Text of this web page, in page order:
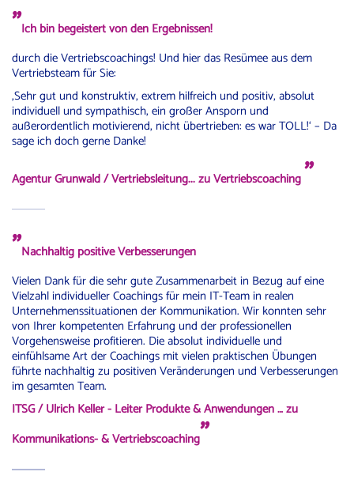
"Ich bin begeistert von den Ergebnissen!
durch die Vertriebscoachings! Und hier das Resümee aus dem
Vertriebsteam für Sie:
‚Sehr gut und konstruktiv, extrem hilfreich und positiv, absolut
individuell und sympathisch, ein großer Ansporn und
außerordentlich motivierend, nicht übertrieben: es war TOLL!‘ – Da
sage ich doch gerne Danke!
Agentur Grunwald / Vertriebsleitung... zu Vertriebscoaching"
"Nachhaltig positive Verbesserungen
Vielen Dank für die sehr gute Zusammenarbeit in Bezug auf eine
Vielzahl individueller Coachings für mein IT-Team in realen
Unternehmenssituationen der Kommunikation. Wir konnten sehr
von Ihrer kompetenten Erfahrung und der professionellen
Vorgehensweise profitieren. Die absolut individuelle und
einfühlsame Art der Coachings mit vielen praktischen Übungen
führte nachhaltig zu positiven Veränderungen und Verbesserungen
im gesamten Team.
ITSG / Ulrich Keller - Leiter Produkte & Anwendungen … zu
Kommunikations- & Vertriebscoaching"